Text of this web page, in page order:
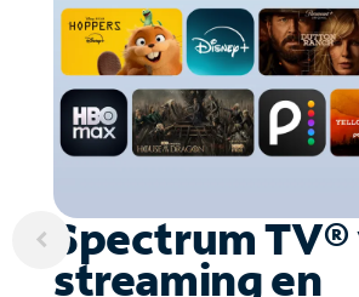
Spectrum
streaming en